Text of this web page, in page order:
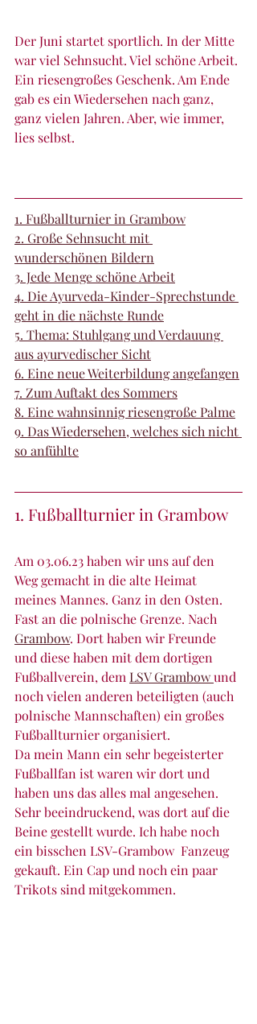
Der Juni startet sportlich. In der Mitte
war viel Sehnsucht. Viel schöne Arbeit.
Ein riesengroßes Geschenk. Am Ende
gab es ein Wiedersehen nach ganz,
ganz vielen Jahren. Aber, wie immer,
lies selbst.
1. Fußballturnier in Grambow
2. Große Sehnsucht mit
wunderschönen Bildern
3. Jede Menge schöne Arbeit
4. Die Ayurveda-Kinder-Sprechstunde
geht in die nächste Runde
5. Thema: Stuhlgang und Verdauung
aus ayurvedischer Sicht
6. Eine neue Weiterbildung angefangen
7. Zum Auftakt des Sommers
8. Eine wahnsinnig riesengroße Palme
9. Das Wiedersehen, welches sich nicht
so anfühlte
1. Fußballturnier in Grambow
Am 03.06.23 haben wir uns auf den
Weg gemacht in die alte Heimat
meines Mannes. Ganz in den Osten.
Fast an die polnische Grenze. Nach
Grambow. Dort haben wir Freunde
und diese haben mit dem dortigen
Fußballverein, dem LSV Grambow und
noch vielen anderen beteiligten (auch
polnische Mannschaften) ein großes
Fußballturnier organisiert.
Da mein Mann ein sehr begeisterter
Fußballfan ist waren wir dort und
haben uns das alles mal angesehen.
Sehr beeindruckend, was dort auf die
Beine gestellt wurde. Ich habe noch
ein bisschen LSV-Grambow  Fanzeug
gekauft. Ein Cap und noch ein paar
Trikots sind mitgekommen.